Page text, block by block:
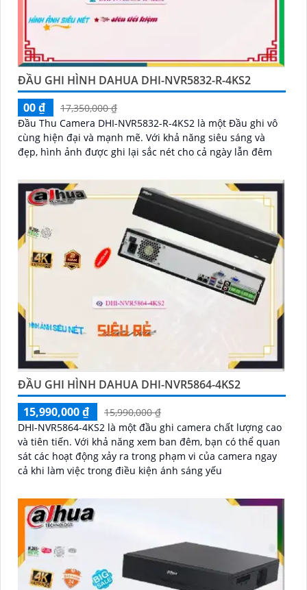
ĐẦU GHI HÌNH DAHUA DHI-NVR5832-R-4KS2
00 ₫
17,350,000 ₫
Đầu Thu Camera DHI-NVR5832-R-4KS2 là một Đầu ghi vô
cùng hiện đại và mạnh mẽ. Với khả năng siêu sáng và
đẹp, hình ảnh được ghi lại sắc nét cho cả ngày lẫn đêm
ĐẦU GHI HÌNH DAHUA DHI-NVR5864-4KS2
15,990,000 ₫
15,990,000 ₫
DHI-NVR5864-4KS2 là một đầu ghi camera chất lượng cao
và tiên tiến. Với khả năng xem ban đêm, bạn có thể quan
sát các hoạt động xảy ra trong phạm vi của camera ngay
cả khi làm việc trong điều kiện ánh sáng yếu